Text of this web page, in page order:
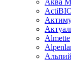
Аква
Almette